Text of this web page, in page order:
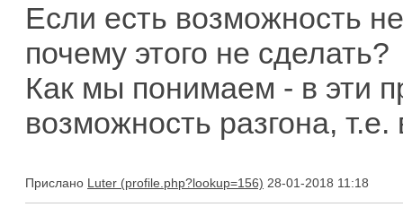
Если есть возможность
почему этого не сделать?
Как мы понимаем - в эти
возможность разгона,
Прислано Luter 28-01-2018 11:18